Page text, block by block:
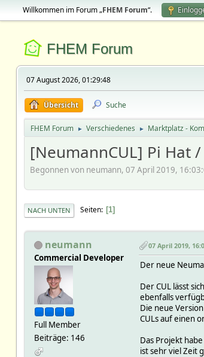
Willkommen im Forum „FHEM Forum“.
FHEM Forum
07 August 2026, 01:29:48
Übersicht Suche
FHEM Forum ► Verschiedenes ► Marktplatz -
[NeumannCUL] Pi Hat /
Begonnen von neumann, 07 April 2019,
NACH UNTEN Seiten 1
neumann
Commercial Developer
Full Member
Beiträge: 146
07 April 2019,
Der neue
Der CUL lässt
ebenfalls
Die neue
CULs auf einen
Das Projekt
ist sehr viel Zeit